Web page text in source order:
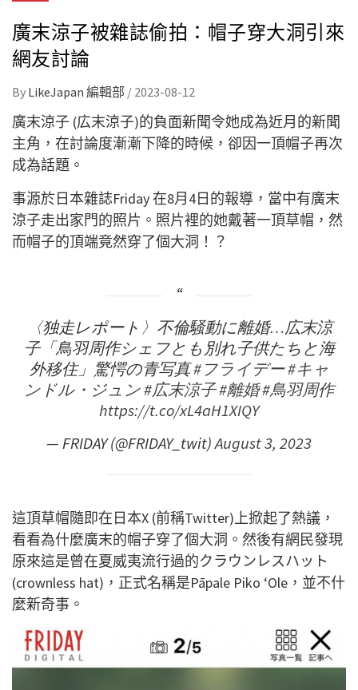
廣末涼子被雜誌偷拍：帽子穿大洞引來
網友討論
By LikeJapan 編輯部 / 2023-08-12
廣末涼子 (広末涼子)的負面新聞令她成為近月的新聞
主角，在討論度漸漸下降的時候，卻因一頂帽子再次
成為話題。
事源於日本雜誌Friday 在8月4日的報導，當中有廣末
涼子走出家門的照片。照片裡的她戴著一頂草帽，然
而帽子的頂端竟然穿了個大洞！？
〈独走レポート〉不倫騒動に離婚…広末涼
子「鳥羽周作シェフとも別れ子供たちと海
外移住」驚愕の青写真#フライデー#キャ
ンドル・ジュン#広末涼子#離婚#鳥羽周作
https://t.co/xL4aH1XIQY
— FRIDAY (@FRIDAY_twit)August 3, 2023
這頂草帽隨即在日本X (前稱Twitter)上掀起了熱議，
看看為什麼廣末的帽子穿了個大洞。然後有網民發現
原來這是曾在夏威夷流行過的クラウンレスハット
(crownless hat)，正式名稱是Pāpale Piko ʻOle，並不什
麼新奇事。